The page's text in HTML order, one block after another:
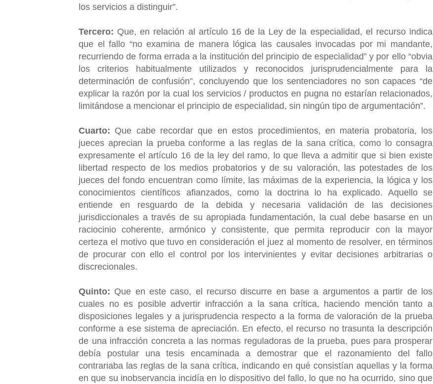
los servicios a distinguir”.
Tercero: Que, en relación al artículo 16 de la Ley de la especialidad, el recurso indica
que el fallo “no examina de manera lógica las causales invocadas por mi mandante,
recurriendo de forma errada a la institución del principio de especialidad” y por ello “obvia
los criterios habitualmente utilizados y reconocidos jurisprudencialmente para la
determinación de confusión”, concluyendo que los sentenciadores no son capaces “de
explicar la razón por la cual los servicios / productos en pugna no estarían relacionados,
limitándose a mencionar el principio de especialidad, sin ningún tipo de argumentación”.
Cuarto: Que cabe recordar que en estos procedimientos, en materia probatoria, los
jueces aprecian la prueba conforme a las reglas de la sana crítica, como lo consagra
expresamente el artículo 16 de la ley del ramo, lo que lleva a admitir que si bien existe
libertad respecto de los medios probatorios y de su valoración, las potestades de los
jueces del fondo encuentran como límite, las máximas de la experiencia, la lógica y los
conocimientos científicos afianzados, como la doctrina lo ha explicado. Aquello se
entiende en resguardo de la debida y necesaria validación de las decisiones
jurisdiccionales a través de su apropiada fundamentación, la cual debe basarse en un
raciocinio coherente, armónico y consistente, que permita reproducir con la mayor
certeza el motivo que tuvo en consideración el juez al momento de resolver, en términos
de procurar con ello el control por los intervinientes y evitar decisiones arbitrarias o
discrecionales.
Quinto: Que en este caso, el recurso discurre en base a argumentos a partir de los
cuales no es posible advertir infracción a la sana crítica, haciendo mención tanto a
disposiciones legales y a jurisprudencia respecto a la forma de valoración de la prueba
conforme a ese sistema de apreciación. En efecto, el recurso no trasunta la descripción
de una infracción concreta a las normas reguladoras de la prueba, pues para prosperar
debía postular una tesis encaminada a demostrar que el razonamiento del fallo
contrariaba las reglas de la sana crítica, indicando en qué consistían aquellas y la forma
en que su inobservancia incidía en lo dispositivo del fallo, lo que no ha ocurrido, sino que